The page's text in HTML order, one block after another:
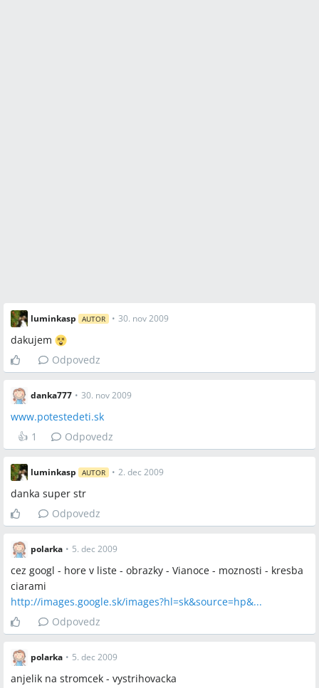
luminkasp AUTOR • 30. nov 2009
dakujem
Odpovedz
danka777 • 30. nov 2009
www.potestedeti.sk
👍 1 Odpovedz
luminkasp AUTOR • 2. dec 2009
danka super str
Odpovedz
polarka • 5. dec 2009
cez googl - hore v liste - obrazky - Vianoce - moznosti - kresba
ciarami
http://images.google.sk/images?hl=sk&source=hp&...
Odpovedz
polarka • 5. dec 2009
anjelik na stromcek - vystrihovacka